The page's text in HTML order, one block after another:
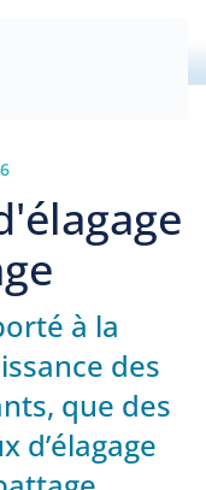
à la
des
que des
d’élagage